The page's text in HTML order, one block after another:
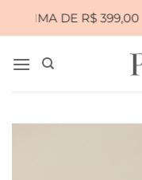
DE R$ 399,00 •